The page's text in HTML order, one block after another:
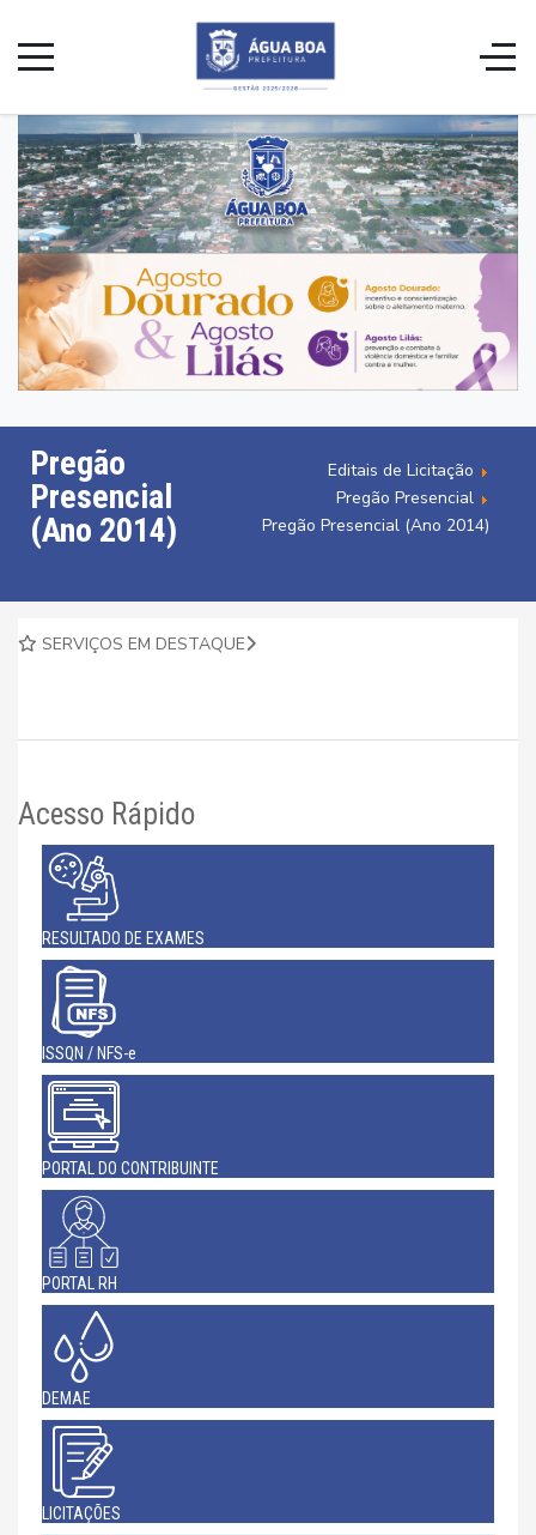
Pregão
Presencial
(Ano 2014)
Editais de Licitação
Pregão Presencial
Pregão Presencial (Ano 2014)
SERVIÇOS EM DESTAQUE
Acesso Rápido
RESULTADO DE EXAMES
ISSQN / NFS-e
PORTAL DO CONTRIBUINTE
PORTAL RH
DEMAE
LICITAÇÕES